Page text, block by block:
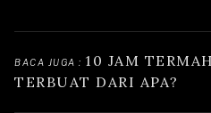
BACA JUGA : 10 JAM
TERBUAT DARI APA?